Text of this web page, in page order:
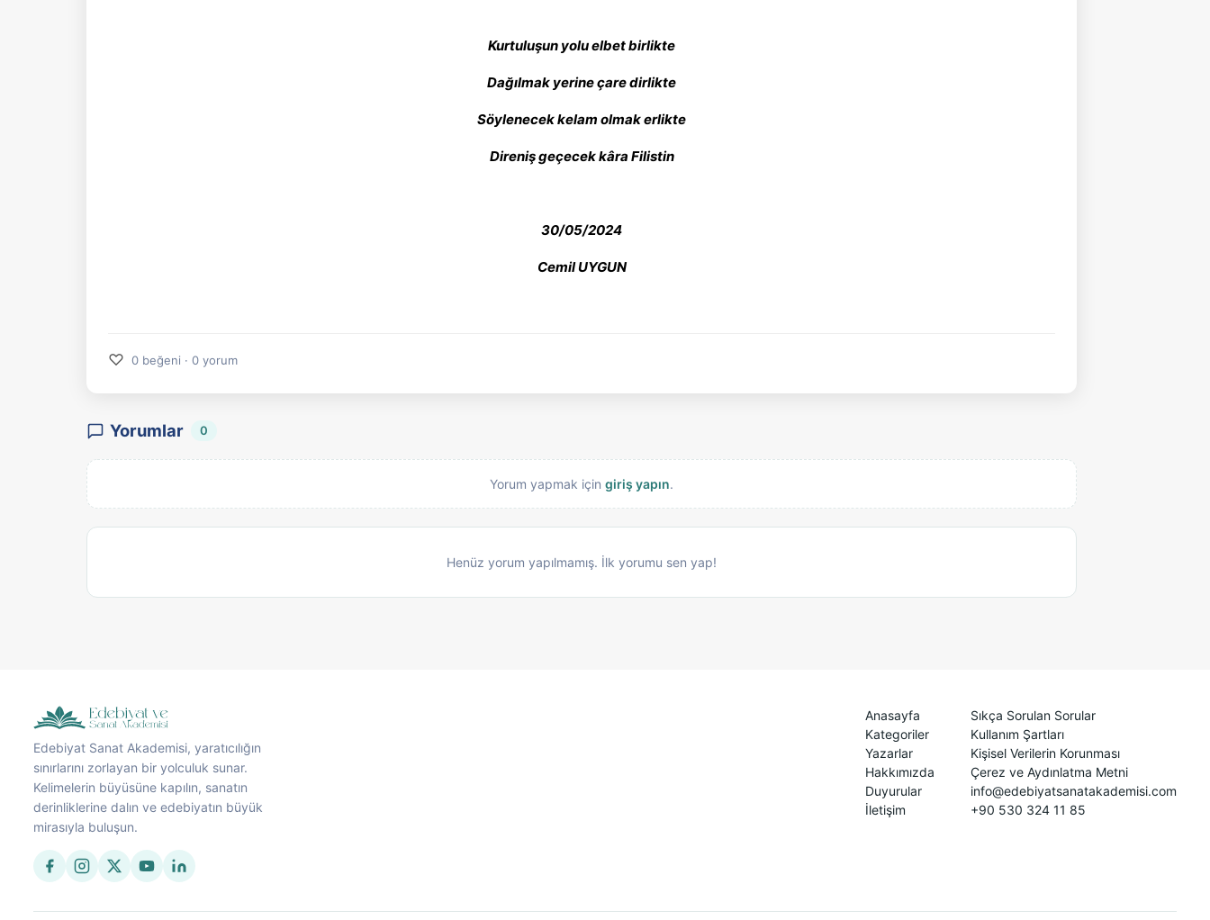
Kurtuluşun yolu elbet birlikte
Dağılmak yerine çare dirlikte
Söylenecek kelam olmak erlikte
Direniş geçecek kâra Filistin
30/05/2024
Cemil UYGUN
♡ 0 beğeni · 0 yorum
Yorumlar 0
Yorum yapmak için giriş yapın.
Henüz yorum yapılmamış. İlk yorumu sen yap!
Edebiyat Sanat Akademisi, yaratıcılığın
sınırlarını zorlayan bir yolculuk sunar.
Kelimelerin büyüsüne kapılın, sanatın
derinliklerine dalın ve edebiyatın büyük
mirasıyla buluşun.
Anasayfa
Kategoriler
Yazarlar
Hakkımızda
Duyurular
İletişim
Sıkça Sorulan Sorular
Kullanım Şartları
Kişisel Verilerin Korunması
Çerez ve Aydınlatma Metni
info@edebiyatsanatakademisi.com
+90 530 324 11 85